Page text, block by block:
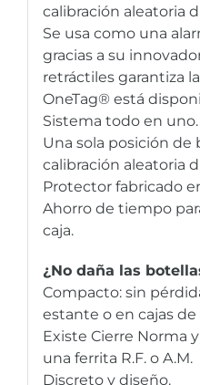
calibración aleatoria
Se usa como una
gracias a su
retráctiles garantiza
OneTag® está
Sistema todo en uno.
Una sola posición de
calibración aleatoria
Protector fabricado
Ahorro de tiempo
caja.
¿No daña las
Compacto: sin
estante o en cajas de
Existe Cierre Norma
una ferrita R.F. o A.M.
Discreto y diseño.